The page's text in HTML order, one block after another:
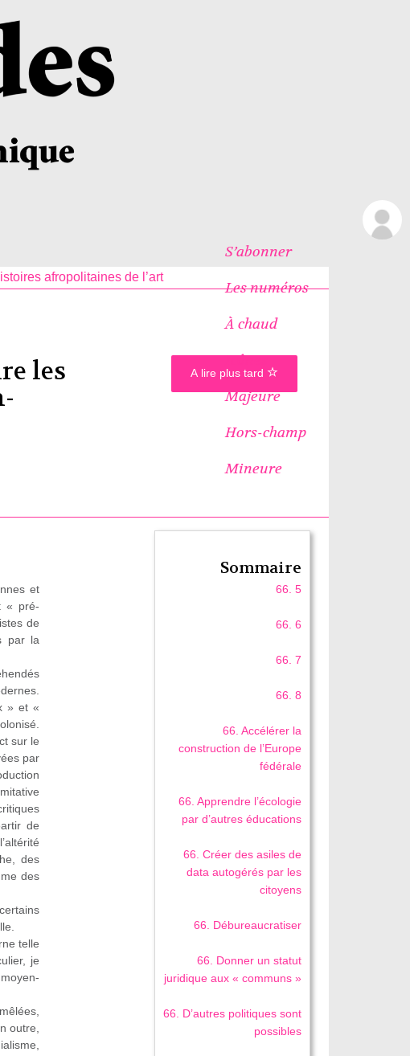
S’abonner
Les numéros
À chaud
Icônes
Majeure
Hors-champ
Mineure
afropolitaines de l’art
les
et
« pré-
de
par la
» et «
sur le
par
de
des
des
telle
je
outre,
A lire plus tard
Sommaire
66. 5
66. 6
66. 7
66. 8
66. Accélérer la
construction de l’Europe
fédérale
66. Apprendre l’écologie
par d’autres éducations
66. Créer des asiles de
data autogérés par les
citoyens
66. Débureaucratiser
66. Donner un statut
juridique aux « communs »
66. D’autres politiques sont
possibles